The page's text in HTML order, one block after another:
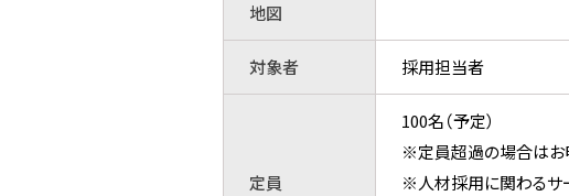
地図
対象者 採用担当者
定員
100名（予定）
※定員超過の場合はお
※人材採用に関わるサ